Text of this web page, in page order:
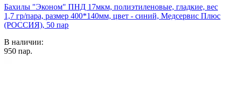
Бахилы "Эконом" ПНД 17мкм, полиэтиленовые, гладкие, вес
1,7 гр/пара, размер 400*140мм, цвет - синий, Медсервис Плюс
(РОССИЯ), 50 пар
В наличии:
950 пар.